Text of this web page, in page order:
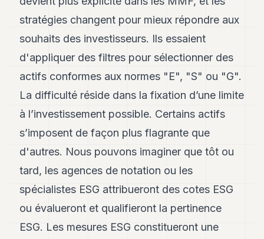
POLITIQUE
IMMOBILIER
PRIVATE
SPORT
JURIDIQUE
ENTREPRISES
CONTACT
stratégies changent pour mieux répondre aux
souhaits des investisseurs. Ils essaient
d'appliquer des filtres pour sélectionner des
actifs conformes aux normes "E", "S" ou "G".
La difficulté réside dans la fixation d’une limite
à l’investissement possible. Certains actifs
s’imposent de façon plus flagrante que
d'autres. Nous pouvons imaginer que tôt ou
tard, les agences de notation ou les
spécialistes ESG attribueront des cotes ESG
ou évalueront et qualifieront la pertinence
ESG. Les mesures ESG constitueront une